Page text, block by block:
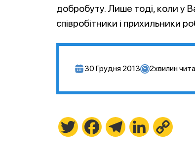
добробуту. Лише тоді, коли у
співробітники і прихильники
30 Грудня 2013 2хвилин
Twitter FacebookTelegramLinkedIn